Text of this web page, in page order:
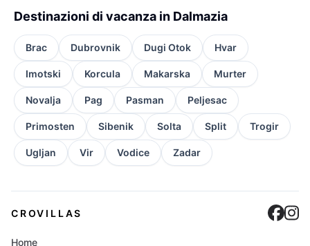
Destinazioni di vacanza in Dalmazia
Brac Dubrovnik Dugi Otok Hvar
Imotski Korcula Makarska Murter
Novalja Pag Pasman Peljesac
Primosten Sibenik Solta Split Trogir
Ugljan Vir Vodice Zadar
CROVILLAS
Home